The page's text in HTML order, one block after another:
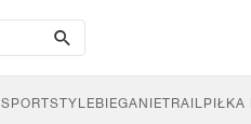
search-
btn
SPORTSTYLEBIEGANIETRAILPIŁKA